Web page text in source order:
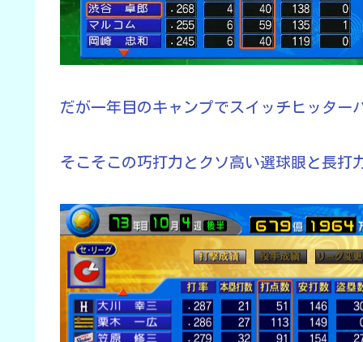
だが一年目のキャンプでスイッチヒッター
そこそこの巧打力とクソ高い選球眼と長打